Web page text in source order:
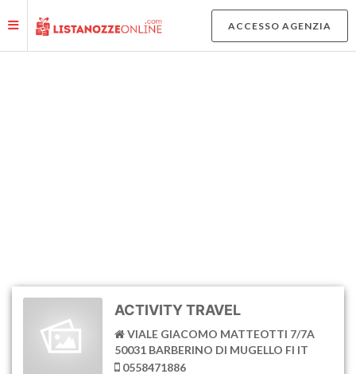
ACCESSO AGENZIA
ACTIVITY TRAVEL
VIALE GIACOMO MATTEOTTI 7/7A
50031 BARBERINO DI MUGELLO FI IT
0558471886
Informativa sulla raccolta